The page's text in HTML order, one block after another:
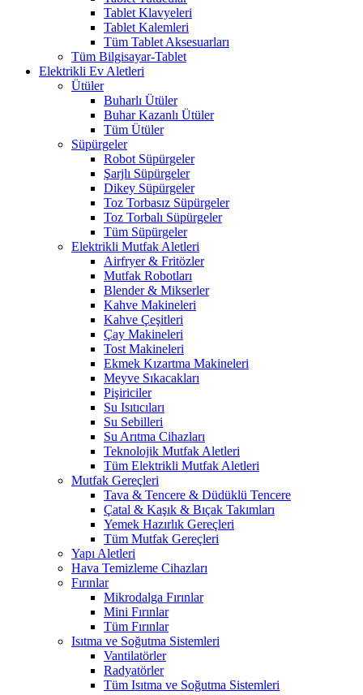
Tablet Klavyeleri
Tablet Kalemleri
Tüm Tablet Aksesuarları
Tüm Bilgisayar-Tablet
Elektrikli Ev Aletleri
Ütüler
Buharlı Ütüler
Buhar Kazanlı Ütüler
Tüm Ütüler
Süpürgeler
Robot Süpürgeler
Şarjlı Süpürgeler
Dikey Süpürgeler
Toz Torbasız Süpürgeler
Toz Torbalı Süpürgeler
Tüm Süpürgeler
Elektrikli Mutfak Aletleri
Airfryer & Fritözler
Mutfak Robotları
Blender & Mikserler
Kahve Makineleri
Kahve Çeşitleri
Çay Makineleri
Tost Makineleri
Ekmek Kızartma Makineleri
Meyve Sıkacakları
Pişiriciler
Su Isıtıcıları
Su Sebilleri
Su Arıtma Cihazları
Teknolojik Mutfak Aletleri
Tüm Elektrikli Mutfak Aletleri
Mutfak Gereçleri
Tava & Tencere & Düdüklü Tencere
Çatal & Kaşık & Bıçak Takımları
Yemek Hazırlık Gereçleri
Tüm Mutfak Gereçleri
Yapı Aletleri
Hava Temizleme Cihazları
Fırınlar
Mikrodalga Fırınlar
Mini Fırınlar
Tüm Fırınlar
Isıtma ve Soğutma Sistemleri
Vantilatörler
Radyatörler
Tüm Isıtma ve Soğutma Sistemleri